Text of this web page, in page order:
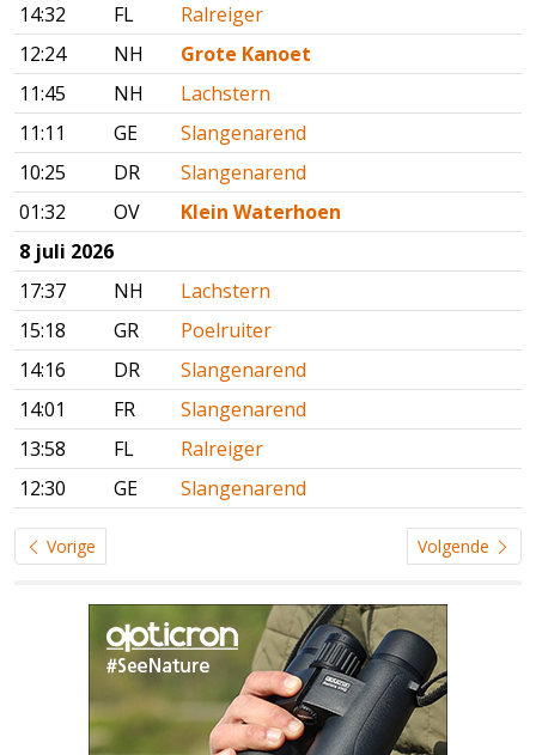
14:32
FL
Ralreiger
12:24
NH
Grote Kanoet
11:45
NH
Lachstern
11:11
GE
Slangenarend
10:25
DR
Slangenarend
01:32
OV
Klein Waterhoen
8 juli 2026
17:37
NH
Lachstern
15:18
GR
Poelruiter
14:16
DR
Slangenarend
14:01
FR
Slangenarend
13:58
FL
Ralreiger
12:30
GE Slangenarend
Vorige Volgende